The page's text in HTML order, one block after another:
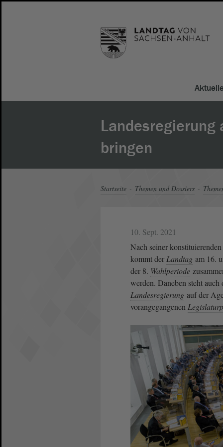
Landesregierung
bringen
Startseite Themen und Dossiers
10. Sept. 2021
Nach seiner
kommt der Landtag am 16.
der 8. Wahlperiode
werden. Daneben steht
Landesregierung auf der
vorangegangenen